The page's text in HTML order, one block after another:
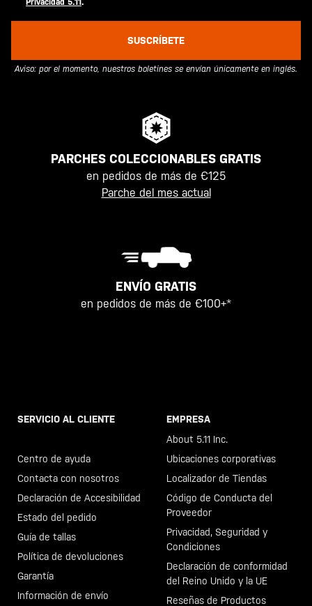
Privacidad 5.11.
SUSCRÍBETE
Aviso: por el momento, nuestros boletines se envían únicamente en inglés.
PARCHES COLECCIONABLES GRATIS
en pedidos de más de €125
Parche del mes actual
ENVÍO GRATIS
en pedidos de más de €100+*
SERVICIO AL CLIENTE
Centro de ayuda
Contacta con nosotros
Declaración de Accesibilidad
Estado del pedido
Guía de tallas
Política de devoluciones
Garantía
Información de envío
EMPRESA
About 5.11 Inc.
Ubicaciones corporativas
Localizador de Tiendas
Código de Conducta del
Proveedor
Privacidad, Seguridad y
Condiciones
Declaración de conformidad
del Reino Unido y la UE
Reseñas de Productos